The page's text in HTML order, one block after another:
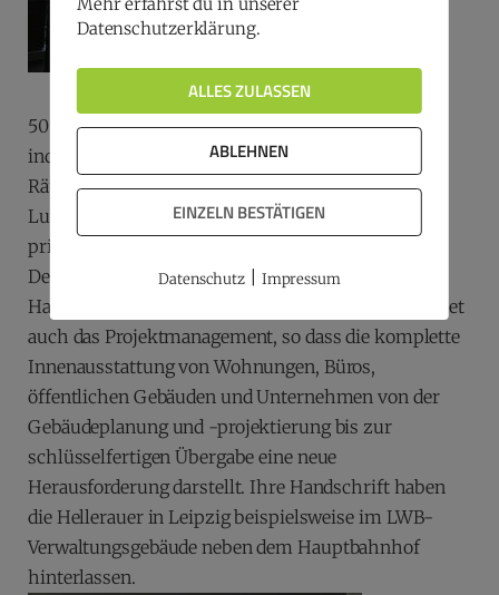
50 Konstrukteure und 80 Schreiner realisieren
individuelle Innenausbau-Herausforderungen für
Räume aller Art. Darunter auch Jachten im
Luxussegment. Möbel stehen also nicht mehr
primär im Fokus, gehören aber neben
Designermodellen bekannter Marken, zum
Handelssortiment. Das Leistungsportfolio beinhaltet
auch das Projektmanagement, so dass die komplette
Innenausstattung von Wohnungen, Büros,
öffentlichen Gebäuden und Unternehmen von der
Gebäudeplanung und -projektierung bis zur
schlüsselfertigen Übergabe eine neue
Herausforderung darstellt. Ihre Handschrift haben
die Hellerauer in Leipzig beispielsweise im LWB-
Verwaltungsgebäude neben dem Hauptbahnhof
hinterlassen.
Datenschutzerklärung.
ALLES ZULASSEN
ABLEHNEN
EINZELN BESTÄTIGEN
Datenschutz Impressum